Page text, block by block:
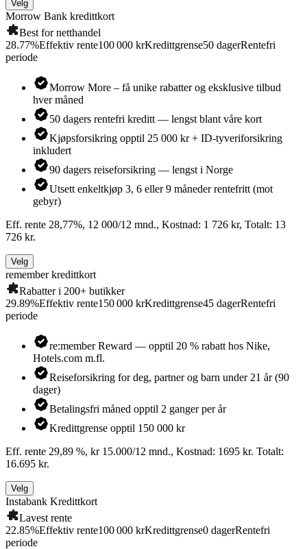
Velg
Morrow Bank kredittkort
Best for netthandel
28.77%Effektiv rente100 000 krKredittgrense50 dagerRentefri
periode
Morrow More – få unike rabatter og eksklusive tilbud
hver måned
50 dagers rentefri kreditt — lengst blant våre kort
Kjøpsforsikring opptil 25 000 kr + ID-tyveriforsikring
inkludert
90 dagers reiseforsikring — lengst i Norge
Utsett enkeltkjøp 3, 6 eller 9 måneder rentefritt (mot
gebyr)
Eff. rente 28,77%, 12 000/12 mnd., Kostnad: 1 726 kr, Totalt: 13
726 kr.
Velg
remember kredittkort
Rabatter i 200+ butikker
29.89%Effektiv rente150 000 krKredittgrense45 dagerRentefri
periode
re:member Reward — opptil 20 % rabatt hos Nike,
Hotels.com m.fl.
Reiseforsikring for deg, partner og barn under 21 år (90
dager)
Betalingsfri måned opptil 2 ganger per år
Kredittgrense opptil 150 000 kr
Eff. rente 29,89 %, kr 15.000/12 mnd., Kostnad: 1695 kr. Totalt:
16.695 kr.
Velg
Instabank Kredittkort
Lavest rente
22.85%Effektiv rente100 000 krKredittgrense0 dagerRentefri
periode